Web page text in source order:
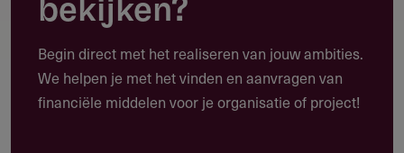
Daarnaast verstrekt het fonds beurzen aan studenten
geneeskunde, in het bijzonder de homeopathie, voor zover
hier niet door de overheid in wordt voorzien.
bekijken?
Begin direct met het realiseren van jouw ambities.
We helpen je met het vinden en aanvragen van
financiële middelen voor je organisatie of project!